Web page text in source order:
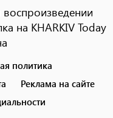
на KHARKIV Today
политика
Реклама на сайте